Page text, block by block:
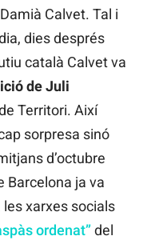
Calvet. Tal i
dies després
català Calvet va
de Juli
Territori. Així
sorpresa sinó
d’octubre
Barcelona ja va
xarxes socials
ordenat”del